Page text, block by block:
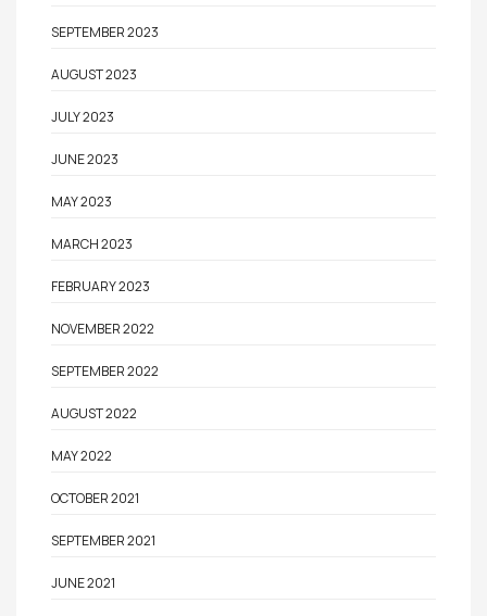
SEPTEMBER 2023
AUGUST 2023
JULY 2023
JUNE 2023
MAY 2023
MARCH 2023
FEBRUARY 2023
NOVEMBER 2022
SEPTEMBER 2022
AUGUST 2022
MAY 2022
OCTOBER 2021
SEPTEMBER 2021
JUNE 2021